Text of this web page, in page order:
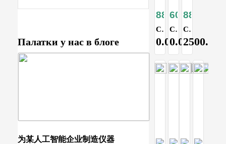
Палатки у нас в блоге
为某人工智能企业制造仪器
8870
Складной туристический стол
0.00
6090
Стол туристический складной
0.00
8812
Стол туристический складной со стульями 8812
2500.00